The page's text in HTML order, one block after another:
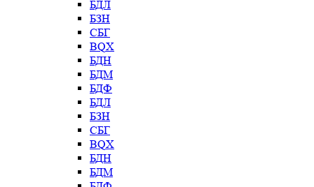
БДЛ
БЗН
СБГ
BQX
БДН
БДМ
БДФ
БДЛ
БЗН
СБГ
BQX
БДН
БДМ